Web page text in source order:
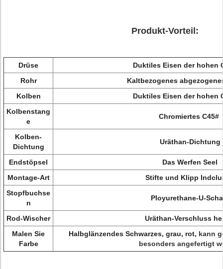
Produkt-Vorteil:
Drüse
Duktiles Eisen der hohen
Rohr
Kaltbezogenes
Kolben
Duktiles Eisen der hohen
Kolbenstang
e
Chromiertes C45#
Kolben-
Dichtung
Uräthan-Dichtung
Endstöpsel
Das Werfen Seel
Montage-Art
Stifte und Klipp
Stopfbuchse
n
Ployurethane-U-
Rod-Wischer
Uräthan-Verschluss
Malen Sie
Farbe
Halbglänzendes Schwarzes, grau, rot, kann
besonders angefertigt